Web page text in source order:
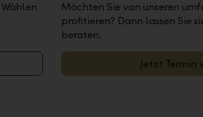
Möchten Sie von unseren
profitieren? Dann lassen Sie
beraten.
Jetzt Termin